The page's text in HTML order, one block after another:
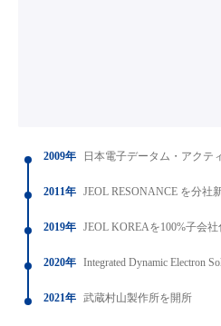
2009年 日本電子データム・アクテ
2011年 JEOL RESONANCE を分社
2019年 JEOL KOREAを100%子会社
2020年 Integrated Dynamic Electron
2021年 武蔵村山製作所を開所